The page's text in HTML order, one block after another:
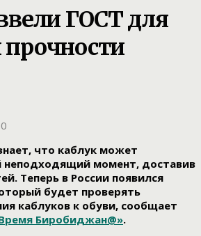
ГОСТ для
что каблук может
неподходящий момент, доставив
Теперь в России появился
будет проверять
каблуков к обуви, сообщает
Биробиджан@».